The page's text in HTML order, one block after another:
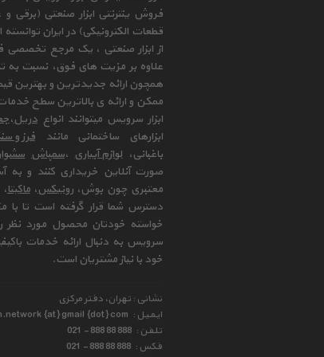
فروش ینترنتی ابزار صنعتی (برقی
قطعات الکترونیکی) در ایران
از ابزار صنعتی ، یک مرجع تخصصی
علاوه بر مزیت های فوق، نسبت به
همچون ارائه جدیدترین و بهترین
ممکن و ارائه ی بالاترین سطح
ابزار سرویس میتوانند انواعدریل،
ابزارهای ساختمانی مانندفرز و
باغبانی،لوازم آبیاری،سمپاش
صورت آنلاین خریداری کنند و به
معتبری چون بوش، رونیکس،ماکیتا،
دسترس شما قرار گرفته است تا با
خواسته خودتان محصول مورد نظر
سرویس به دنبال ارائه خدمات
خود با نیاز مشتریان است.
نشانی : تهران، دفتر مرکزی
ایمیل : {at} gmail {dot} com
تلفن : 021 - 888 88 888
فکس : 021 - 888 88 888